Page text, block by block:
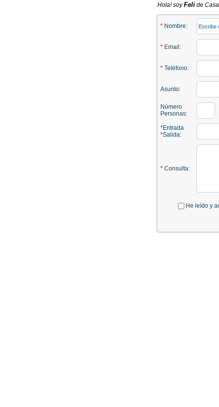
Hola! soyFeli de
* Nombre:
* Email:
* Teléfono:
Asunto:
Número
Personas:
*Entrada
*Salida:
* Consulta:
He leído y